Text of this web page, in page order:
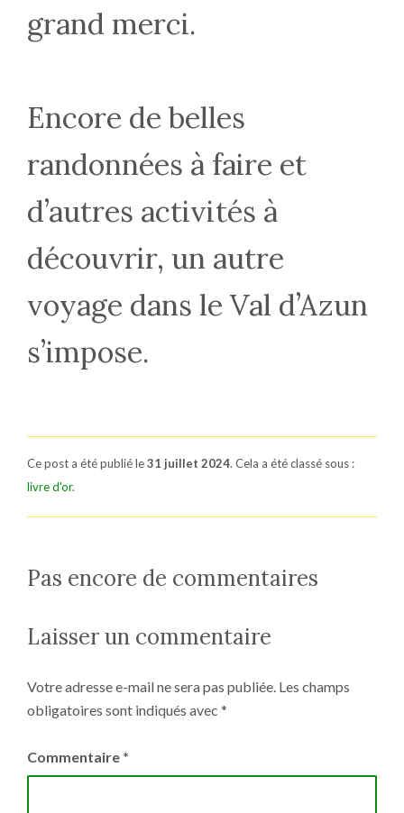
grand merci.
Encore de belles
randonnées à faire et
d’autres activités à
découvrir, un autre
voyage dans le Val d’Azun
s’impose.
Ce post a été publié le31 juillet 2024. Cela a été classé sous :
livre d'or.
Pas encore de commentaires
Laisser un commentaire
Votre adresse e-mail ne sera pas publiée. Les champs
obligatoires sont indiqués avec *
Commentaire *